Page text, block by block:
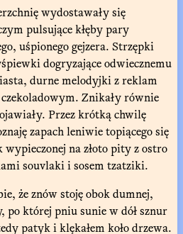
wydostawały się
pulsujące kłęby pary
uśpionego gejzera. Strzępki
dogryzające odwiecznemu
durne melodyjki z reklam
Znikały równie
Przez krótką chwilę
zapach leniwie topiącego się
na złoto pity z ostro
souvlaki i sosem tzatziki.
że znów stoję obok dumnej,
po której pniu sunie w dół sznur
patyk i klękałem koło drzewa.